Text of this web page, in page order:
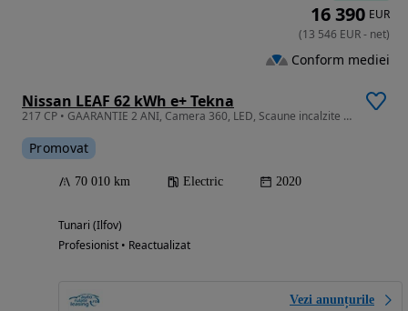
Nissan LEAF 62 kWh e+ Tekna
217 CP • GAARANTIE 2 ANI, Camera 360, LED, Scaune incalzite fata-spate
Promovat
70 010 km Electric 2020
Tunari (Ilfov)
Profesionist • Reactualizat
Vezi anunțurile
16 390 EUR
(13 546 EUR- net)
Conform mediei